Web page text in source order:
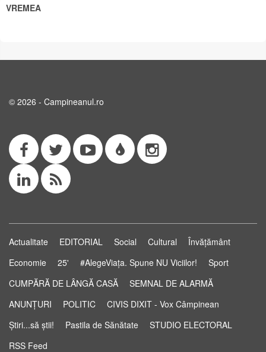
VREMEA
© 2026 - Campineanul.ro
Actualitate EDITORIAL Social Cultural
Învățământ
Economie
25' #AlegeViața. Spune NU Viciilor!
Sport
CUMPĂRĂ DE LÂNGĂ CASĂ
SEMNAL DE ALARMĂ
ANUNȚURI
POLITIC
CIVIS DIXIT - Vox Câmpinean
Știri...să știi!
Pastila de Sănătate
STUDIO ELECTORAL
RSS Feed